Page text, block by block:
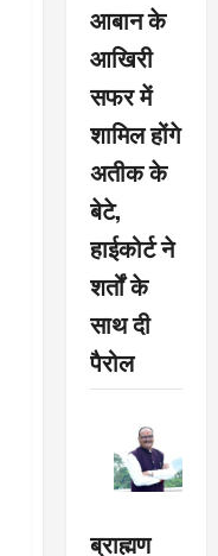
आबान के
आखिरी
सफर में
शामिल होंगे
अतीक के
बेटे,
हाईकोर्ट ने
शर्तों के
साथ दी
पैरोल
ब्राह्मण